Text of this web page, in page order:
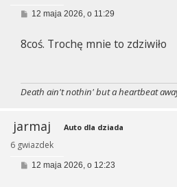
P
t
12 maja 2026, o 11:29
8coś. Trochę mnie to zdziwiło
Death ain't nothin' but a heartbeat
jarmaj
6 gwiazdek
Auto dla dziada
P12 maja 2026, o 12:23